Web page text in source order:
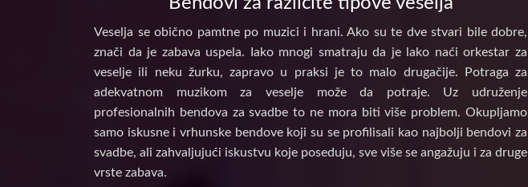
Veselja se obično pamtne po muzici i hrani. Ako su te dve stvari bile dobre,
znači da je zabava uspela. Iako mnogi smatraju da je lako naći orkestar za
veselje ili neku žurku, zapravo u praksi je to malo drugačije. Potraga za
adekvatnom muzikom za veselje može da potraje. Uz udruženje
profesionalnih bendova za svadbe to ne mora biti više problem. Okupljamo
samo iskusne i vrhunske bendove koji su se profilisali kao najbolji bendovi za
svadbe, ali zahvaljujući iskustvu koje poseduju, sve više se angažuju i za druge
vrste zabava.